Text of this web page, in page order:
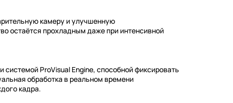
камеру и улучшенную
остаётся прохладным даже при интенсивной
ProVisual Engine, способной фиксировать
обработка в реальном времени
кадра.